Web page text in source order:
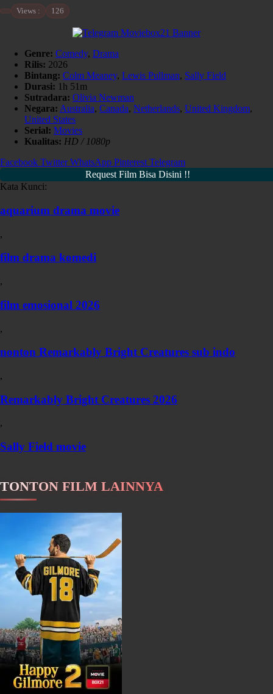
Views : 126
Genre: Comedy, Drama
Rilis: 2026
Bintang: Colm Meaney, Lewis Pullman, Sally Field
Durasi: 1h 51m
Sutradara: Olivia Newman
Negara: Australia, Canada, Netherlands, United Kingdom,
United States
Serial: Movies
Kualitas: HD / 1080p
Facebook Twitter WhatsApp Pinterest Telegram
Request Film Bisa Disini !!
Kata Kunci:
aquarium drama movie
,
film drama komedi
,
film emosional 2026
,
nonton Remarkably Bright Creatures sub indo
,
Remarkably Bright Creatures 2026
,
Sally Field movie
TONTON FILM LAINNYA